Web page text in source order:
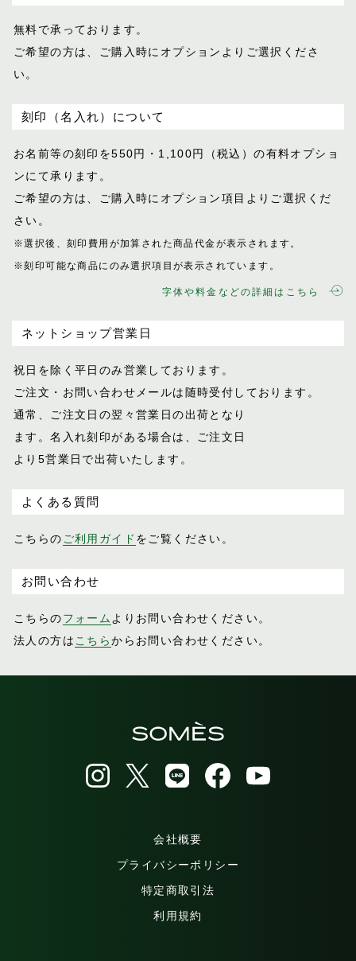
無料で承っております。
ご希望の方は、ご購入時にオプションより ご選択くださ
い。
刻印（名入れ）について
お名前等の刻印を550円・1,100円（税込）の有料オプショ
ンにて承ります。
ご希望の方は、ご購入時にオプション項目 よりご選択くだ
さい。
※選択後、刻印費用が加算された商品代金が表示 されます。
※刻印可能な商品にのみ選択項目が表示されてい ます。
字体や料金などの詳細はこちら
ネットショップ営業日
祝日を除く平日のみ営業しております。
ご注文・お問い合わせメールは随時受付し ております。
通常、ご注文日の翌々営業日の出荷となり
ます。名入れ刻印がある場合は、ご注文日
より5営業日で出荷いたします。
よくある質問
こちらの ご利用ガイド をご覧ください。
お問い合わせ
こちらのフォーム よりお問い合わせください。
法人の方は こちらからお問い合わせください。
会社概要
プライバシーポリシー
特定商取引法
利用規約